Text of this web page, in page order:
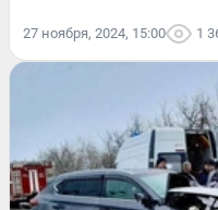
27 ноября, 2024, 15:00 1